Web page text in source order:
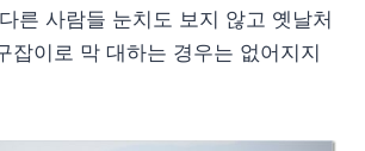
른 사람들 눈치도 보지 않고 옛날처
잡이로 막 대하는 경우는 없어지지